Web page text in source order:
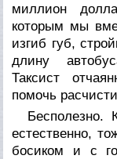
миллион
которым мы
изгиб губ,
длину
Таксист
помочь
Бесполезно.
естественно,
босиком и с